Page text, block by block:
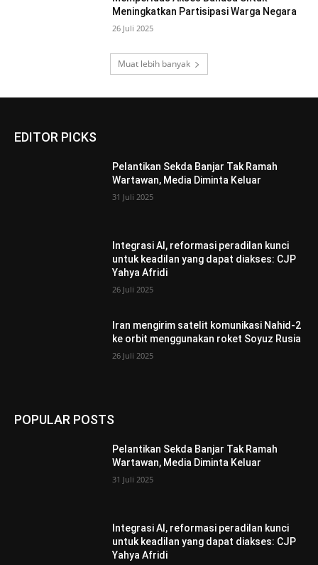
Meningkatkan Partisipasi Warga Negara
26 Juli 2025
Muat lebih banyak
EDITOR PICKS
Pelantikan Sekda Banjar Tak Ramah
Wartawan, Media Diminta Keluar
31 Juli 2025
Integrasi AI, reformasi peradilan kunci
untuk keadilan yang dapat diakses: CJP
Yahya Afridi
26 Juli 2025
Iran mengirim satelit komunikasi Nahid-2
ke orbit menggunakan roket Soyuz Rusia
26 Juli 2025
POPULAR POSTS
Pelantikan Sekda Banjar Tak Ramah
Wartawan, Media Diminta Keluar
31 Juli 2025
Integrasi AI, reformasi peradilan kunci
untuk keadilan yang dapat diakses: CJP
Yahya Afridi